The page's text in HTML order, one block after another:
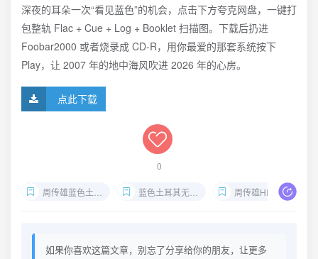
深夜的耳朵一次“看见蓝色”的机会，点击下方夸克网盘，一键打
包整轨 Flac + Cue + Log + Booklet 扫描图。下载后扔进
Foobar2000 或者烧录成 CD-R，用你最爱的那套系统按下
Play，让 2007 年的地中海风吹进 2026 年的心房。
点此下载
0
周传雄蓝色土耳其Flac下载 蓝色土耳其无损整轨百度网盘 周传雄HIFI试音碟推荐
如果你喜欢这篇文章，别忘了分享给你的朋友，让更多